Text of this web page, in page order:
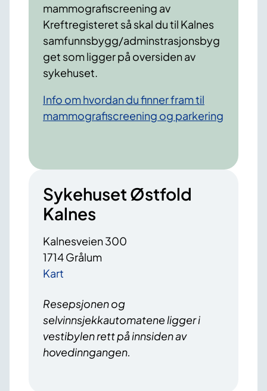
mammografiscreening av
Kreftregisteret så skal du til Kalnes
samfunnsbygg/adminstrasjonsbyg
get som ligger på oversiden av
sykehuset.
Info om hvordan du finner fram til
mammografiscreening og parkering
Sykehuset Østfold
Kalnes
Kalnesveien 300
1714 Grålum
Kart
Resepsjonen og
selvinnsjekkautomatene ligger i
vestibylen rett på innsiden av
hovedinngangen.